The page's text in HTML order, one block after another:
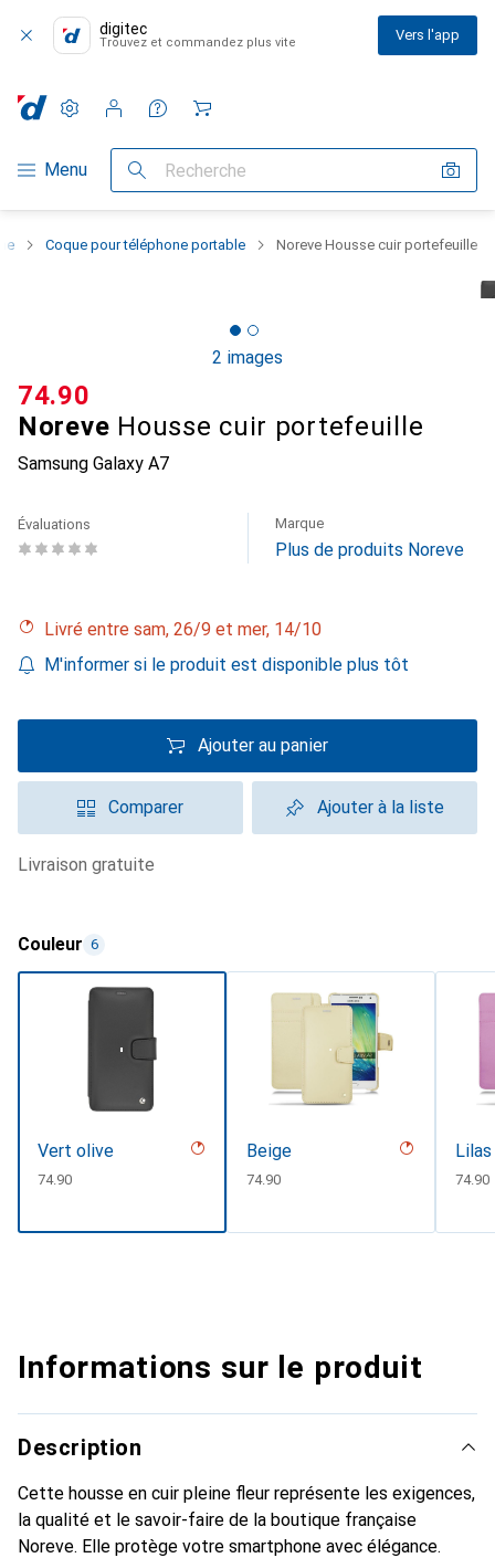
digitec
Trouvez et commandez plus vite Vers l'app
Navigation par catégorie
Menu Recherche
Paramètres
Compte client
Listes de comparaison
Listes d'envies
Panier
Coque pour téléphone portable Noreve Housse cuir portefeuille
2 images
Noreve Housse cuir portefeuille
Samsung Galaxy A7
CHF
74.90
Évaluations Marque
Plus de produits Noreve
Livré entre sam, 26/9 et mer, 14/10
M'informer si le produit est disponible plus tôt
Ajouter au panier
Comparer Ajouter à la liste
livraison gratuite
Couleur 6
Vert olive
CHF
74.90
Beige
CHF
74.90
Lilas
CHF
74.90
Informations sur le produit
Description
Cette housse en cuir pleine fleur représente les exigences,
la qualité et le savoir-faire de la boutique française
Noreve. Elle protège votre smartphone avec élégance.